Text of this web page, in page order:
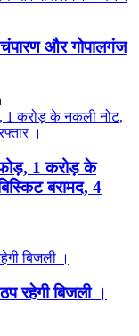
और गोपालगंज
1 करोड़ के
बरामद, 4
रहेगी बिजली ।